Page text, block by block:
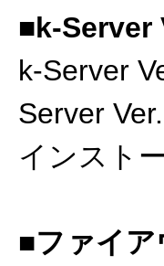
■k-Server
k-Server
Server
インスト
■ファイ